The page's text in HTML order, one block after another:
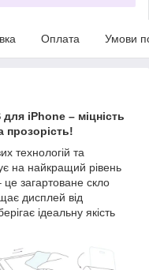
Оплата Умови
iPhone – міцність
прозорість!
технологій та
на найкращий рівень
загартоване скло
дисплей від
ідеальну якість